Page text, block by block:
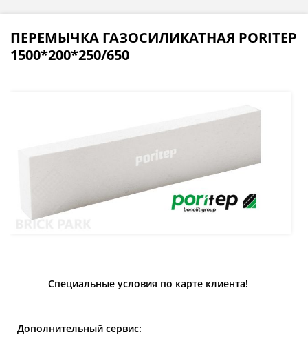
ПЕРЕМЫЧКА ГАЗОСИЛИКАТНАЯ PORITEP
1500*200*250/650
Специальные условия по карте клиента!
Дополнительный сервис: